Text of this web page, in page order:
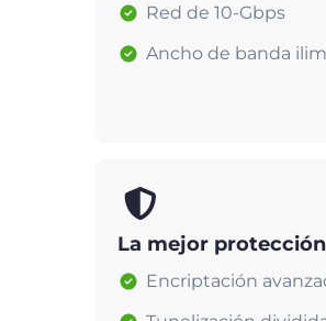
Red de 10-Gbps
Ancho de banda
La mejor protección
Encriptación